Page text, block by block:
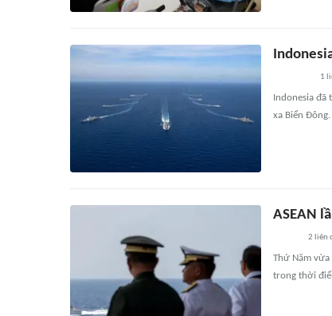
1
Indonesia đã
xa Biển Đông.
ASEAN
2 liên
Thứ Năm
trong thời